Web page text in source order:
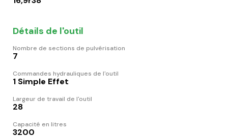
Détails de l'outil
Nombre de sections de pulvérisation
7
Commandes hydrauliques de l'outil
1 Simple Effet
Largeur de travail de l'outil
28
Capacité en litres
3200